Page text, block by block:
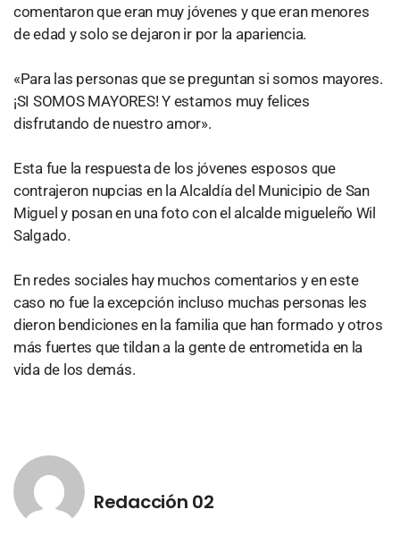
comentaron que eran muy jóvenes y que eran menores
de edad y solo se dejaron ir por la apariencia.
«Para las personas que se preguntan si somos mayores.
¡SI SOMOS MAYORES! Y estamos muy felices
disfrutando de nuestro amor».
Esta fue la respuesta de los jóvenes esposos que
contrajeron nupcias en la Alcaldía del Municipio de San
Miguel y posan en una foto con el alcalde migueleño Wil
Salgado.
En redes sociales hay muchos comentarios y en este
caso no fue la excepción incluso muchas personas les
dieron bendiciones en la familia que han formado y otros
más fuertes que tildan a la gente de entrometida en la
vida de los demás.
Redacción 02